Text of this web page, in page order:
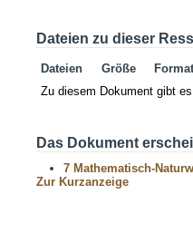
Dateien zu dieser
Dateien Größe
Format
Zu diesem Dokument gibt
Das Dokument
7 Mathematisch-
Zur Kurzanzeige